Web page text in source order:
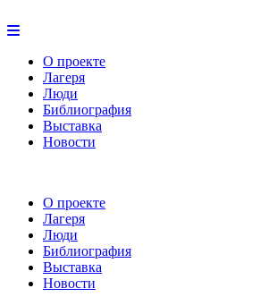
О проекте
Лагеря
Люди
Библиография
Выставка
Новости
О проекте
Лагеря
Люди
Библиография
Выставка
Новости